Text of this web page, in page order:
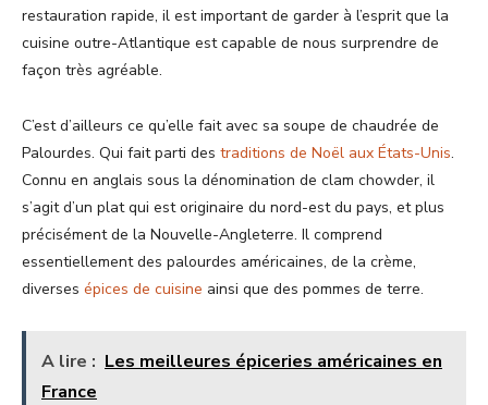
restauration rapide, il est important de garder à l’esprit que la
cuisine outre-Atlantique est capable de nous surprendre de
façon très agréable.
C’est d’ailleurs ce qu’elle fait avec sa soupe de chaudrée de
Palourdes. Qui fait parti des traditions de Noël aux États-Unis.
Connu en anglais sous la dénomination de clam chowder, il
s’agit d’un plat qui est originaire du nord-est du pays, et plus
précisément de la Nouvelle-Angleterre. Il comprend
essentiellement des palourdes américaines, de la crème,
diverses épices de cuisine ainsi que des pommes de terre.
A lire : Les meilleures épiceries américaines en
France